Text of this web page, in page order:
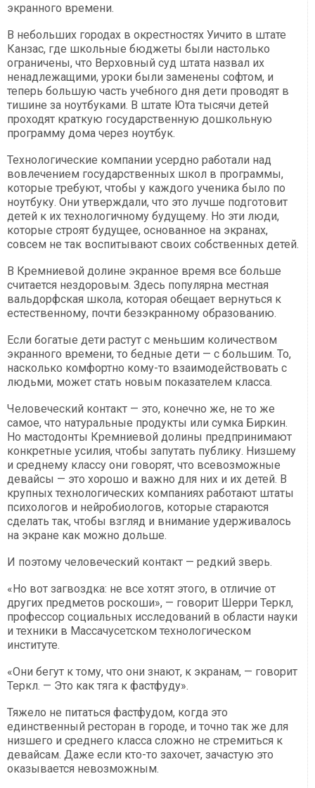
экранного времени.
В небольших городах в окрестностях Уичито в штате
Канзас, где школьные бюджеты были настолько
ограничены, что Верховный суд штата назвал их
ненадлежащими, уроки были заменены софтом, и
теперь большую часть учебного дня дети проводят в
тишине за ноутбуками. В штате Юта тысячи детей
проходят краткую государственную дошкольную
программу дома через ноутбук.
Технологические компании усердно работали над
вовлечением государственных школ в программы,
которые требуют, чтобы у каждого ученика было по
ноутбуку. Они утверждали, что это лучше подготовит
детей к их технологичному будущему. Но эти люди,
которые строят будущее, основанное на экранах,
совсем не так воспитывают своих собственных детей.
В Кремниевой долине экранное время все больше
считается нездоровым. Здесь популярна местная
вальдорфская школа, которая обещает вернуться к
естественному, почти безэкранному образованию.
Если богатые дети растут с меньшим количеством
экранного времени, то бедные дети — с большим. То,
насколько комфортно кому-то взаимодействовать с
людьми, может стать новым показателем класса.
Человеческий контакт — это, конечно же, не то же
самое, что натуральные продукты или сумка Биркин.
Но мастодонты Кремниевой долины предпринимают
конкретные усилия, чтобы запутать публику. Низшему
и среднему классу они говорят, что всевозможные
девайсы — это хорошо и важно для них и их детей. В
крупных технологических компаниях работают штаты
психологов и нейробиологов, которые стараются
сделать так, чтобы взгляд и внимание удерживалось
на экране как можно дольше.
И поэтому человеческий контакт — редкий зверь.
«Но вот загвоздка: не все хотят этого, в отличие от
других предметов роскоши», — говорит Шерри Теркл,
профессор социальных исследований в области науки
и техники в Массачусетском технологическом
институте.
«Они бегут к тому, что они знают, к экранам, — говорит
Теркл. — Это как тяга к фастфуду».
Тяжело не питаться фастфудом, когда это
единственный ресторан в городе, и точно так же для
низшего и среднего класса сложно не стремиться к
девайсам. Даже если кто-то захочет, зачастую это
оказывается невозможным.